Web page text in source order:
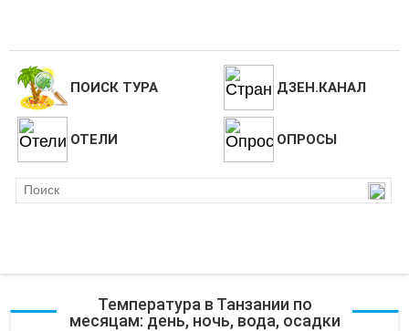
ПОИСК ТУРА ДЗЕН.КАНАЛ
ОТЕЛИ ОПРОСЫ
Температура в Танзании по
месяцам: день, ночь, вода, осадки